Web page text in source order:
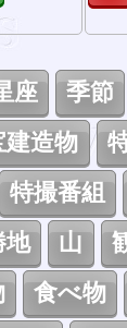
座 季節
建造物
特撮番組
地 山
食べ物